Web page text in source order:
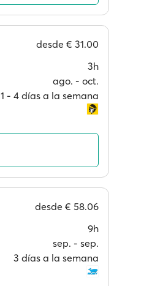
desde € 31.00
3h
ago. ‐ oct.
1 ‐ 4 días a la semana
desde € 58.06
9h
sep. ‐ sep.
3 días a la semana